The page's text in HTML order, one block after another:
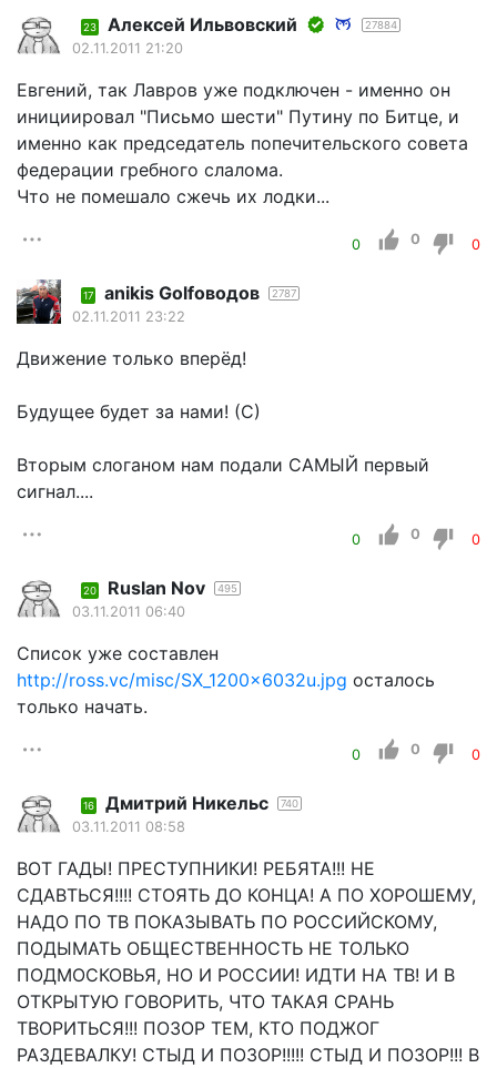
23 Алексей Ильвовский 27884
02.11.2011 21:20
Евгений, так Лавров уже подключен - именно он
инициировал "Письмо шести" Путину по Битце, и
именно как председатель попечительского совета
федерации гребного слалома.
Что не помешало сжечь их лодки...
0 0 0
17 anikis Golfоводов 2787
02.11.2011 23:22
Движение только вперёд!
Будущее будет за нами! (С)
Вторым слоганом нам подали САМЫЙ первый
сигнал....
0 0 0
20 Ruslan Nov 495
03.11.2011 06:40
Список уже составлен
http://ross.vc/misc/SX_1200x6032u.jpg осталось
только начать.
0 0 0
16 Дмитрий Никельс 740
03.11.2011 08:58
ВОТ ГАДЫ! ПРЕСТУПНИКИ! РЕБЯТА!!! НЕ
СДАВТЬСЯ!!!! СТОЯТЬ ДО КОНЦА! А ПО ХОРОШЕМУ,
НАДО ПО ТВ ПОКАЗЫВАТЬ ПО РОССИЙСКОМУ,
ПОДЫМАТЬ ОБЩЕСТВЕННОСТЬ НЕ ТОЛЬКО
ПОДМОСКОВЬЯ, НО И РОССИИ! ИДТИ НА ТВ! И В
ОТКРЫТУЮ ГОВОРИТЬ, ЧТО ТАКАЯ СРАНЬ
ТВОРИТЬСЯ!!! ПОЗОР ТЕМ, КТО ПОДЖОГ
РАЗДЕВАЛКУ! СТЫД И ПОЗОР!!!!! СТЫД И ПОЗОР!!! В